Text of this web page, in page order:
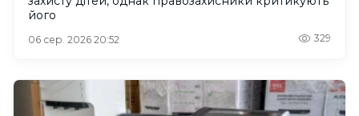
його
06 сер. 2026 20:52 329